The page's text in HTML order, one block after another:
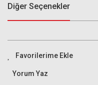
Diğer Seçenekler
Yorum Yaz